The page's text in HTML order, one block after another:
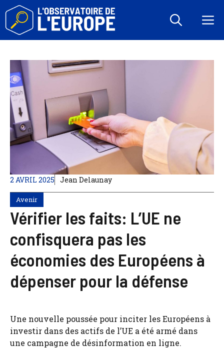
Aller
contenu
2 AVRIL 2025 Jean Delaunay
Avenir
Vérifier les faits: L’UE ne
confisquera pas les
économies des Européens à
dépenser pour la défense
Une nouvelle poussée pour inciter les Européens à
investir dans des actifs de l’UE a été armé dans
une campagne de désinformation en ligne.